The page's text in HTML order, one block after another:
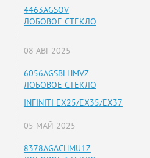
4463AGSOV
ЛОБОВОЕ СТЕКЛО
08 АВГ 2025
6056AGSBLHMVZ
ЛОБОВОЕ СТЕКЛО
INFINITI EX25/EX35/EX37
05 МАЙ 2025
8378AGACHMU1Z